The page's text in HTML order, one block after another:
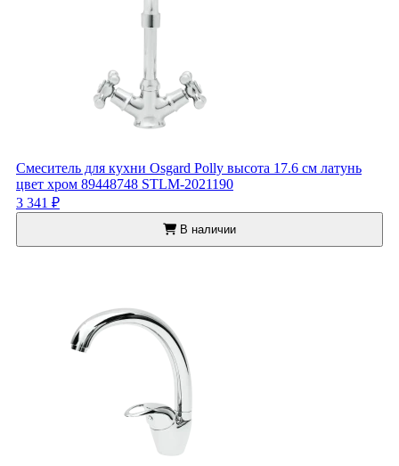
Смеситель для кухни Osgard Polly высота 17.6 см латунь
цвет хром 89448748 STLM-2021190
3 341 ₽
В наличии